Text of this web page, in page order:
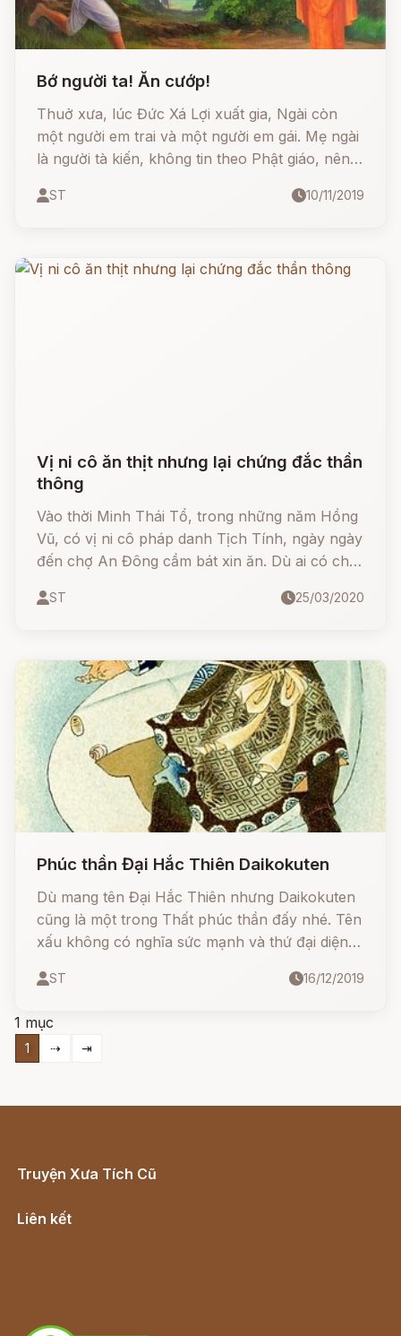
Bớ người ta! Ăn cướp!
Thuở xưa, lúc Đức Xá Lợi xuất gia, Ngài còn
một người em trai và một người em gái. Mẹ ngài
là người tà kiến, không tin theo Phật giáo, nên
có xin xuất gia thì cứ tự tiện cho, không cần
ST 10/11/2019
Vị ni cô ăn thịt nhưng lại chứng đắc thần
thông
Vào thời Minh Thái Tổ, trong những năm Hồng
Vũ, có vị ni cô pháp danh Tịch Tính, ngày ngày
đến chợ An Đông cầm bát xin ăn. Dù ai có cho
này khiến không ít người cảm thấy khó hiểu.
ST 25/03/2020
Phúc thần Đại Hắc Thiên Daikokuten
Dù mang tên Đại Hắc Thiên nhưng Daikokuten
cũng là một trong Thất phúc thần đấy nhé. Tên
xấu không có nghĩa sức mạnh và thứ đại diện
ST 16/12/2019
1 mục
1 ⇢ ⇥
Truyện Xưa Tích Cũ
Liên kết